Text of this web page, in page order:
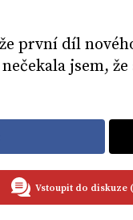
první díl
jsem,
Vstoupit do diskuze